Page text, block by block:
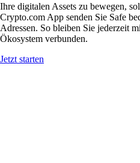
Ihre digitalen Assets zu bewegen,
Crypto.com App senden Sie Safe
Adressen. So bleiben Sie jederzeit
Ökosystem verbunden.
Jetzt starten